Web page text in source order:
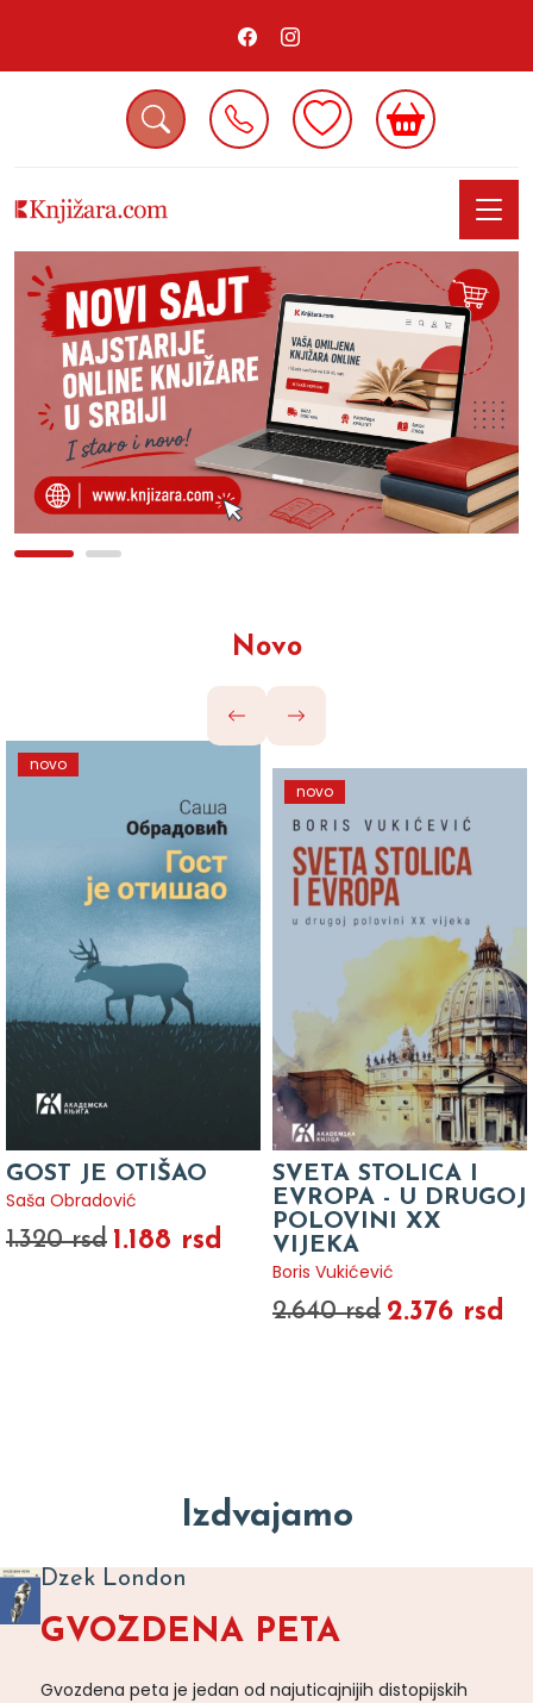
Novo
novo
GOST JE OTIŠAO
Saša Obradović
1.320 rsd 1.188 rsd
novo
SVETA STOLICA I
EVROPA - U DRUGOJ
POLOVINI XX
VIJEKA
Boris Vukićević
2.640 rsd 2.376 rsd
Izdvajamo
Dzek London
GVOZDENA PETA
Gvozdena peta je jedan od najuticajnijih distopijskih